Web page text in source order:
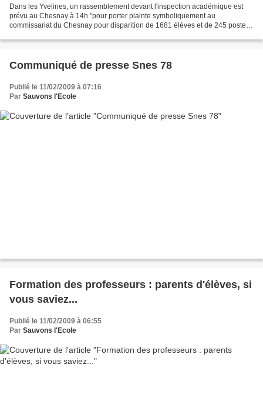
Dans les Yvelines, un rassemblement devant l'inspection académique est
prévu au Chesnay à 14h "pour porter plainte symboliquement au
commissariat du Chesnay pour disparition de 1681 élèves et de 245 postes".
Communiqué de presse Snes 78
Publié le 11/02/2009 à 07:16
Par Sauvons l'Ecole
Formation des professeurs : parents d'élèves, si
vous saviez...
Publié le 11/02/2009 à 06:55
Par Sauvons l'Ecole